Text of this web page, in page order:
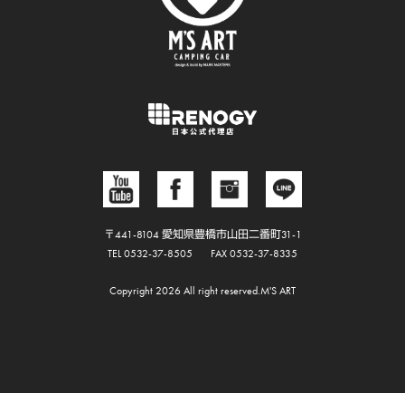
〒441-8104 愛知県豊橋市山田二番町31-1
TEL 0532-37-8505
FAX 0532-37-8335
Copyright 2026 All right reserved.M'S ART